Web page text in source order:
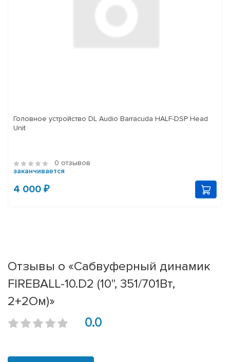
Головное устройство DL Audio Barracuda HALF-DSP Head
Unit
0 отзывов
заканчивается
4 000 ₽
Отзывы о «Сабвуферный динамик
FIREBALL-10.D2 (10'', 351/701Вт,
2+2Ом)»
0.0